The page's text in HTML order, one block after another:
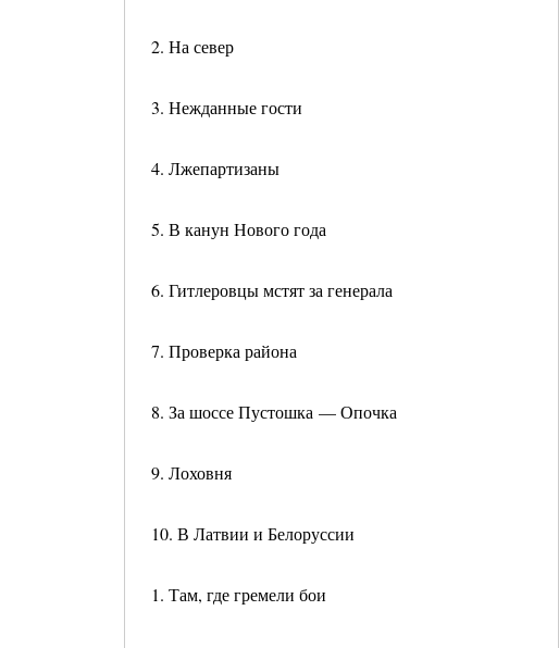
2. На север
3. Нежданные гости
4. Лжепартизаны
5. В канун Нового года
6. Гитлеровцы мстят за генерала
7. Проверка района
8. За шоссе Пустошка — Опочка
9. Лоховня
10. В Латвии и Белоруссии
1. Там, где гремели бои